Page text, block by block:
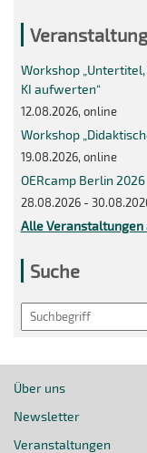
Workshop
KI aufwerten“
12.08.2026, online
Workshop
19.08.2026, online
OERcamp Berlin 2026
28.08.2026 -
Alle Veranstaltungen
Suche
Search
Über uns
Newsletter
Veranstaltungen